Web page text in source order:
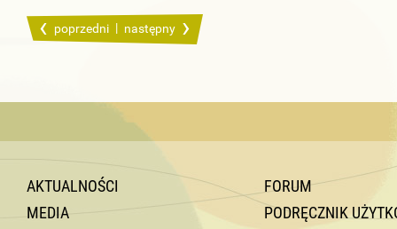
poprzedni | następny
AKTUALNOŚCI
MEDIA
FORUM
PODRĘCZNIK